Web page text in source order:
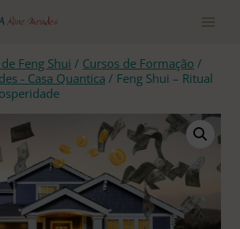
Feng Shui / Cursos de Formação /
- Casa Quantica / Feng Shui – Ritual